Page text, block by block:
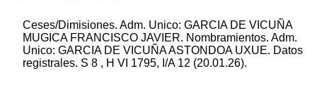
Ceses/Dimisiones. Adm. Unico: GARCIA DE VICUÑA
MUGICA FRANCISCO JAVIER. Nombramientos. Adm.
Unico: GARCIA DE VICUÑA ASTONDOA UXUE. Datos
registrales. S 8 , H VI 1795, I/A 12 (20.01.26).